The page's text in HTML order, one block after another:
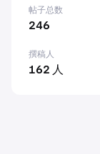
帖子总数
246
撰稿人
162 人